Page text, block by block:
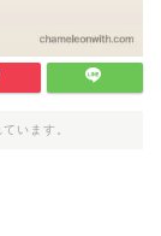
います。